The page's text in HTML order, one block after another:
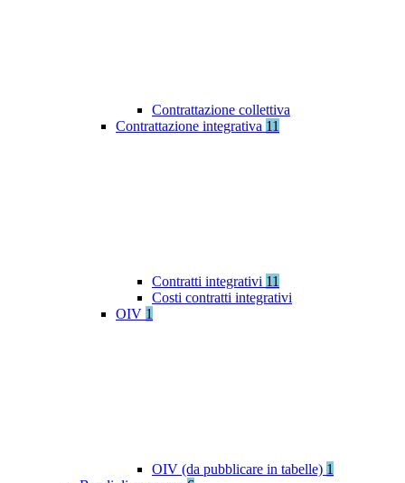
Contrattazione collettiva
Contrattazione integrativa 11
Contratti integrativi 11
Costi contratti integrativi
OIV 1
OIV (da pubblicare in tabelle) 1